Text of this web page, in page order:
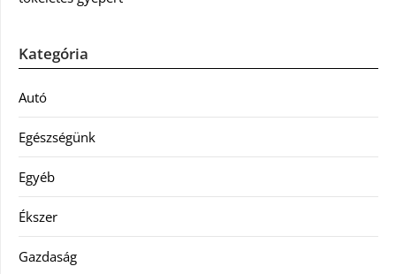
Kategória
Autó
Egészségünk
Egyéb
Ékszer
Gazdaság